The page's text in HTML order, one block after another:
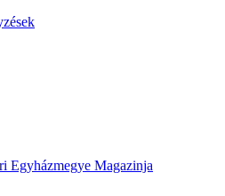
Egyházmegye Magazinja